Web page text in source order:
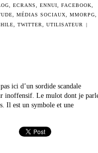
ECRANS ENNUI FACEBOOK
MÉDIAS SOCIAUX MMORPG
TWITTER UTILISATEUR
|
ici d’un sordide scandale
inoffensif. Le mulot dont je
Il est un symbole et une